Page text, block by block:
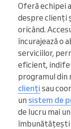
Oferă echipei
despre clienți
oricând.
încurajează o
serviciilor,
eficient,
programul din
clienți sau
un sistem de
de lucru mai
îmbunătățești